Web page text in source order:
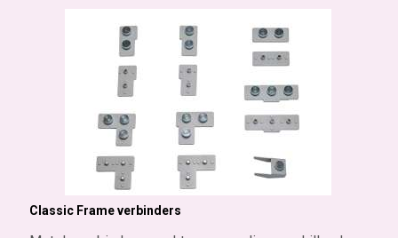
Classic Frame verbinders